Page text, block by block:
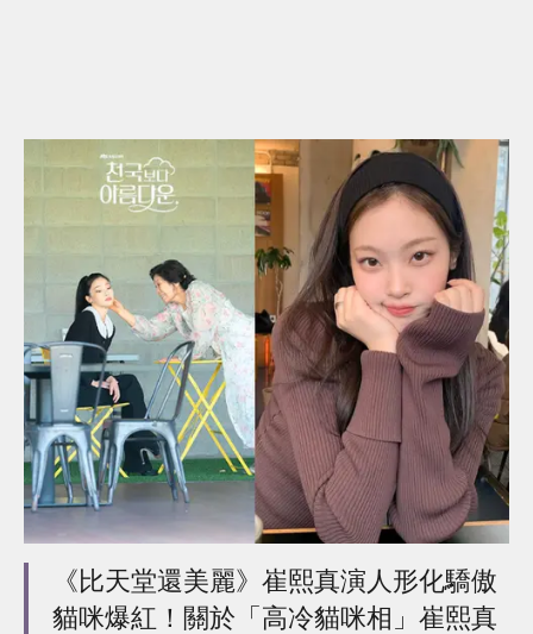
《比天堂還美麗》崔熙真演人形化驕傲
貓咪爆紅！關於「高冷貓咪相」崔熙真